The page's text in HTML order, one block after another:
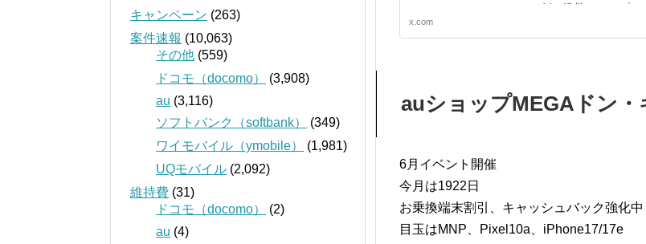
ック #一括 #携帯ショップ
x.com
auショップMEGAドン・
6月イベント開催
今月は1922日
お乗換端末割引、キャッシュバック強化中
目玉はMNP、Pixel10a、iPhone17/17e
キャンペーン (263)
案件速報 (10,063)
その他 (559)
ドコモ（docomo）
(3,908)
au (3,116)
ソフトバンク（softbank）
(349)
ワイモバイル（ymobile）
(1,981)
UQモバイル (2,092)
維持費 (31)
ドコモ（docomo）
(2)
au (4)